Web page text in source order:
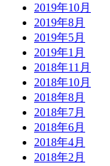
2019年10月
2019年8月
2019年5月
2019年1月
2018年11月
2018年10月
2018年8月
2018年7月
2018年6月
2018年4月
2018年2月